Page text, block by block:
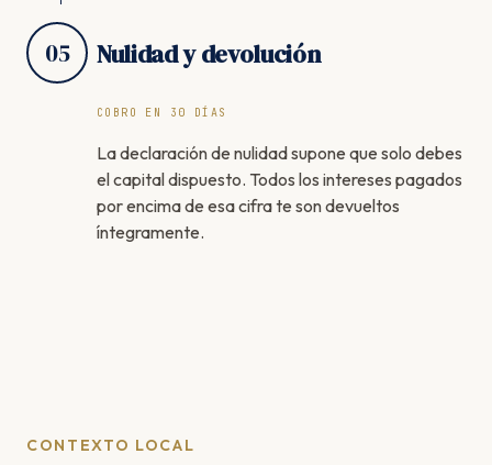
05 Nulidad y devolución
COBRO EN 30 DÍAS
La declaración de nulidad supone que solo debes
el capital dispuesto. Todos los intereses pagados
por encima de esa cifra te son devueltos
íntegramente.
CONTEXTO LOCAL